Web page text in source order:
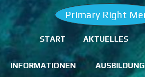
Primary Right
START AKTUELLES
INFORMATIONEN AUSBILDUNG